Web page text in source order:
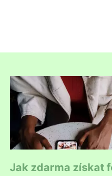
Jak zdarma získat